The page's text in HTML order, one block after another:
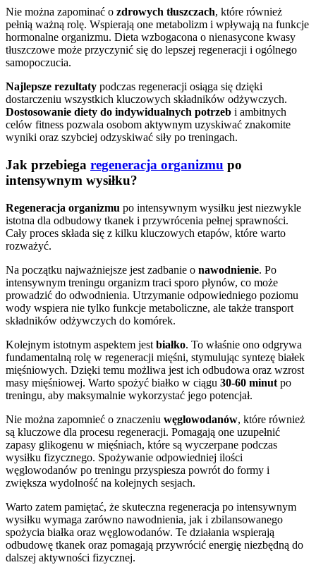
Nie można zapominać o zdrowych tłuszczach, które również
pełnią ważną rolę. Wspierają one metabolizm i wpływają na funkcje
hormonalne organizmu. Dieta wzbogacona o nienasycone kwasy
tłuszczowe może przyczynić się do lepszej regeneracji i ogólnego
samopoczucia.
Najlepsze rezultaty podczas regeneracji osiąga się dzięki
dostarczeniu wszystkich kluczowych składników odżywczych.
Dostosowanie diety do indywidualnych potrzeb i ambitnych
celów fitness pozwala osobom aktywnym uzyskiwać znakomite
wyniki oraz szybciej odzyskiwać siły po treningach.
Jak przebiega regeneracja organizmu po
intensywnym wysiłku?
Regeneracja organizmu po intensywnym wysiłku jest niezwykle
istotna dla odbudowy tkanek i przywrócenia pełnej sprawności.
Cały proces składa się z kilku kluczowych etapów, które warto
rozważyć.
Na początku najważniejsze jest zadbanie o nawodnienie. Po
intensywnym treningu organizm traci sporo płynów, co może
prowadzić do odwodnienia. Utrzymanie odpowiedniego poziomu
wody wspiera nie tylko funkcje metaboliczne, ale także transport
składników odżywczych do komórek.
Kolejnym istotnym aspektem jest białko. To właśnie ono odgrywa
fundamentalną rolę w regeneracji mięśni, stymulując syntezę białek
mięśniowych. Dzięki temu możliwa jest ich odbudowa oraz wzrost
masy mięśniowej. Warto spożyć białko w ciągu 30-60 minut po
treningu, aby maksymalnie wykorzystać jego potencjał.
Nie można zapomnieć o znaczeniu węglowodanów, które również
są kluczowe dla procesu regeneracji. Pomagają one uzupełnić
zapasy glikogenu w mięśniach, które są wyczerpane podczas
wysiłku fizycznego. Spożywanie odpowiedniej ilości
węglowodanów po treningu przyspiesza powrót do formy i
zwiększa wydolność na kolejnych sesjach.
Warto zatem pamiętać, że skuteczna regeneracja po intensywnym
wysiłku wymaga zarówno nawodnienia, jak i zbilansowanego
spożycia białka oraz węglowodanów. Te działania wspierają
odbudowę tkanek oraz pomagają przywrócić energię niezbędną do
dalszej aktywności fizycznej.